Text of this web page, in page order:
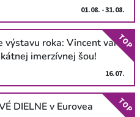
01.08. - 31.08.
výstavu roka: Vincent van
imerzívnej šou!
16.07.
TOP
DIELNE v Eurovea TOP